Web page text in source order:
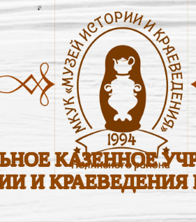
КАЗЕННОЕ
И